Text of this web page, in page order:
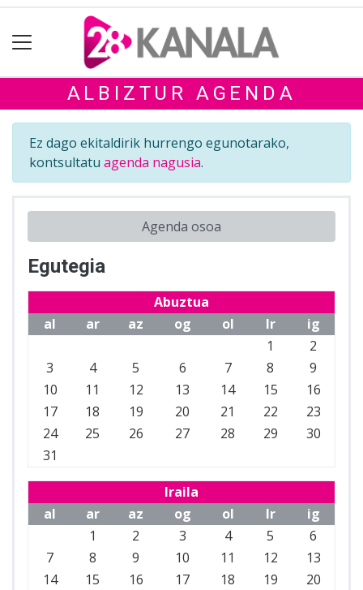
ALBIZTUR AGENDA
Ez dago ekitaldirik hurrengo egunotarako,
kontsultatu agenda nagusia.
Agenda osoa
Egutegia
Abuztua
al
ar az og ol lr
ig
1
2
3
4 5 6 7 8
9
10
11 12 13 14 15
16
17
18 19 20 21 22
23
24
25 26 27 28 29
30
31
Iraila
al
ar az og ol lr
ig
1
2 3 4 5
6
7
8 9 10 11 12
13
14
15 16 17 18 19
20